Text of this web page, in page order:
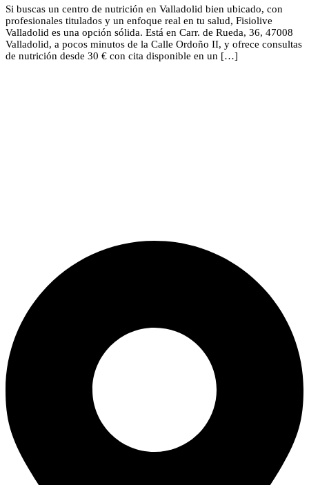
Si buscas un centro de nutrición en Valladolid bien ubicado, con
profesionales titulados y un enfoque real en tu salud, Fisiolive
Valladolid es una opción sólida. Está en Carr. de Rueda, 36, 47008
Valladolid, a pocos minutos de la Calle Ordoño II, y ofrece consultas
de nutrición desde 30 € con cita disponible en un […]